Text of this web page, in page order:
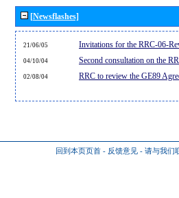
[Newsflashes]
21/06/05 Invitations for the RRC-06-
04/10/04 Second consultation on the
02/08/04 RRC to review the GE89
回到本页页首 - 反馈意见 - 请与我们